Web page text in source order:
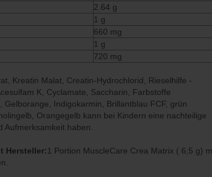
2.64 g
1 g
660 mg
1 g
720 mg
Kreatin Malat, Creatin-Hydrochlorid, Rieselhilfe -
K, Cyclamate, Saccharin, Farbstoffe
Gelborange, Indigokarmin, Brillantblau FCF, grün
Orangegelb kann bei Kindern eine nachteilige
Aufmerksamkeit haben.
Hersteller: 1 Portion MuscleCare Crea Matrix ( 6,5 g)